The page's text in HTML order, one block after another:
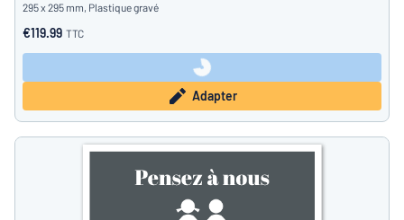
295 x 295 mm, Plastique gravé
€119.99 TTC
Adapter